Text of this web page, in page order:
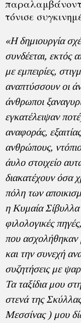
τόνισε
«Η δημιουργία
συνδέεται, εκτός
με εμπειρίες,
αναπτύσσουν οι
άνθρωποι
εγκατέλειψαν
αναφοράς,
ανθρώπους,
άυλο στοιχείο
διακατέχουν όσα
πόλη των
η Κυμαία
φιλολογικές
που ασχολήθηκαν
και την συνεχή
συζητήσεις με
Τα ταξίδια μου
στενά της
Μεσσίνας ) μου